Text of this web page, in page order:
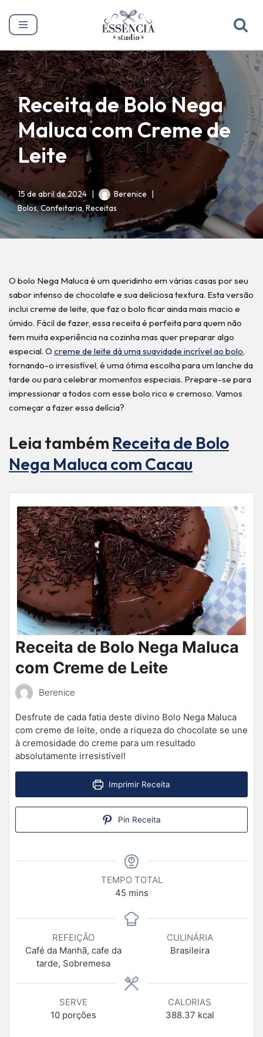
Pular
o
conteúdo
Receita de Bolo Nega
Maluca com Creme de
Leite
15 de abril de 2024
Berenice
Bolos,Confeitaria, Receitas
O bolo Nega Maluca é um queridinho em várias casas por seu
sabor intenso de chocolate e sua deliciosa textura. Esta versão
inclui creme de leite, que faz o bolo ficar ainda mais macio e
úmido. Fácil de fazer, essa receita é perfeita para quem não
tem muita experiência na cozinha mas quer preparar algo
especial. O creme de leite dá uma suavidade incrível ao bolo,
tornando-o irresistível, é uma ótima escolha para um lanche da
tarde ou para celebrar momentos especiais. Prepare-se para
impressionar a todos com esse bolo rico e cremoso. Vamos
começar a fazer essa delícia?
Leia também Receita de Bolo
Nega Maluca com Cacau
Receita de Bolo Nega Maluca
com Creme de Leite
Berenice
Desfrute de cada fatia deste divino Bolo Nega Maluca
com creme de leite, onde a riqueza do chocolate se une
à cremosidade do creme para um resultado
absolutamente irresistível!
Imprimir Receita
Pin Receita
TEMPO TOTAL
45 mins
REFEIÇÃO
Café da Manhã, cafe da
tarde, Sobremesa
CULINÁRIA
Brasileira
SERVE
10 porções
CALORIAS
388.37 kcal